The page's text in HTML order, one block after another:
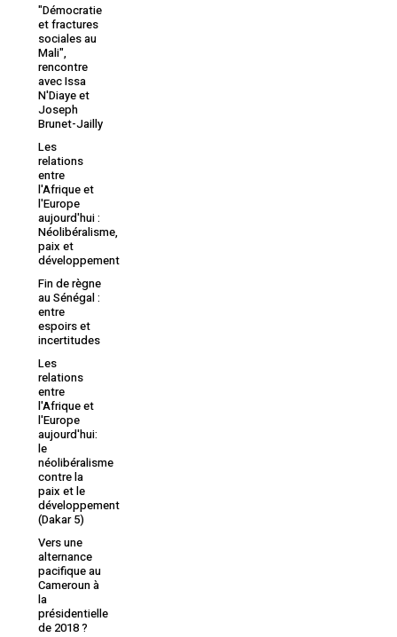
"Démocratie
et fractures
sociales au
Mali",
rencontre
avec Issa
N'Diaye et
Joseph
Brunet-Jailly
Les
relations
entre
l'Afrique et
l'Europe
aujourd'hui :
Néolibéralisme,
paix et
développement
Fin de règne
au Sénégal :
entre
espoirs et
incertitudes
Les
relations
entre
l'Afrique et
l'Europe
aujourd'hui:
le
néolibéralisme
contre la
paix et le
développement
(Dakar 5)
Vers une
alternance
pacifique au
Cameroun à
la
présidentielle
de 2018 ?